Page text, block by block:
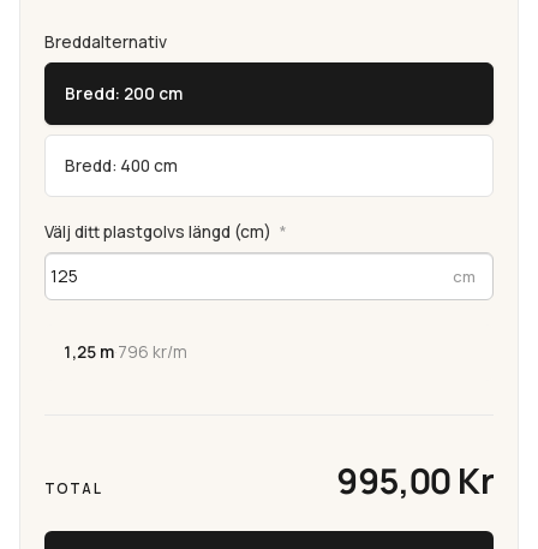
Breddalternativ
Bredd: 200 cm
Bredd: 400 cm
Välj ditt plastgolvs längd (cm) *
1,25 m·796 kr/m
TOTAL 995,00 Kr